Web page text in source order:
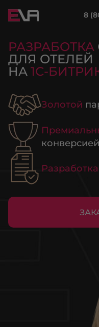
8
РАЗРАБОТКА
ДЛЯ ОТЕЛЕЙ
НА 1С-
Золотой
конверсией
Разработка